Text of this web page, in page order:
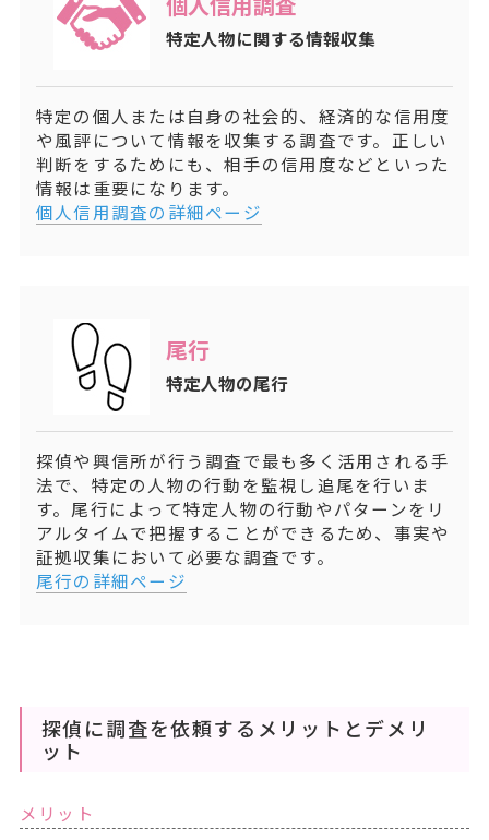
特定人物に関する情報収集
特定の個人または自身の社会的、経済的な信用度
や風評について情報を収集する調査です。正しい
判断をするためにも、相手の信用度などといった
情報は重要になります。
個人信用調査の詳細ページ
尾行
特定人物の尾行
探偵や興信所が行う調査で最も多く活用される手
法で、特定の人物の行動を監視し追尾を行いま
す。尾行によって特定人物の行動やパターンをリ
アルタイムで把握することができるため、事実や
証拠収集において必要な調査です。
尾行の詳細ページ
探偵に調査を依頼するメリットとデメリ
ット
メリット